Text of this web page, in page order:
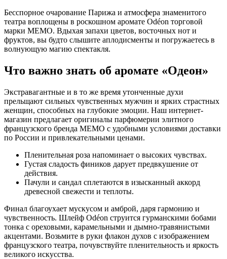
Бесспорное очарование Парижа и атмосфера знаменитого
театра воплощены в роскошном аромате Odéon торговой
марки MEMO. Вдыхая запахи цветов, восточных нот и
фруктов, вы будто слышите аплодисменты и погружаетесь в
волнующую магию спектакля.
Что важно знать об аромате «Одеон»
Экстравагантные и в то же время утонченные духи
прельщают сильных чувственных мужчин и ярких страстных
женщин, способных на глубокие эмоции. Наш интернет-
магазин предлагает оригиналы парфюмерии элитного
французского бренда МЕМО с удобными условиями доставки
по России и привлекательными ценами.
Пленительная роза напоминает о высоких чувствах.
Густая сладость фиников дарует предвкушение от
действия.
Пачули и сандал сплетаются в изысканный аккорд
древесной свежести и теплоты.
Финал благоухает мускусом и амброй, даря гармонию и
чувственность. Шлейф Odéon струится гурманскими бобами
тонка с ореховыми, карамельными и дымно-травянистыми
акцентами. Возьмите в руки флакон духов с изображением
французского театра, почувствуйте пленительность и яркость
великого искусства.